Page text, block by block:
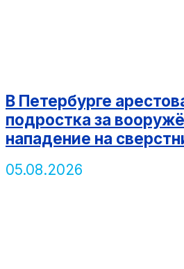
В Петербурге
подростка за
нападение на
05.08.2026